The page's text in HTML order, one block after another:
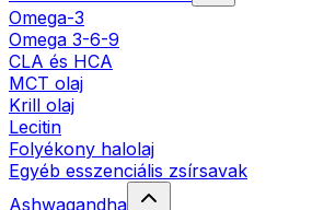
Omega-3
Omega 3-6-9
CLA és HCA
MCT olaj
Krill olaj
Lecitin
Folyékony halolaj
Egyéb esszenciális zsírsavak
Ashwagandha